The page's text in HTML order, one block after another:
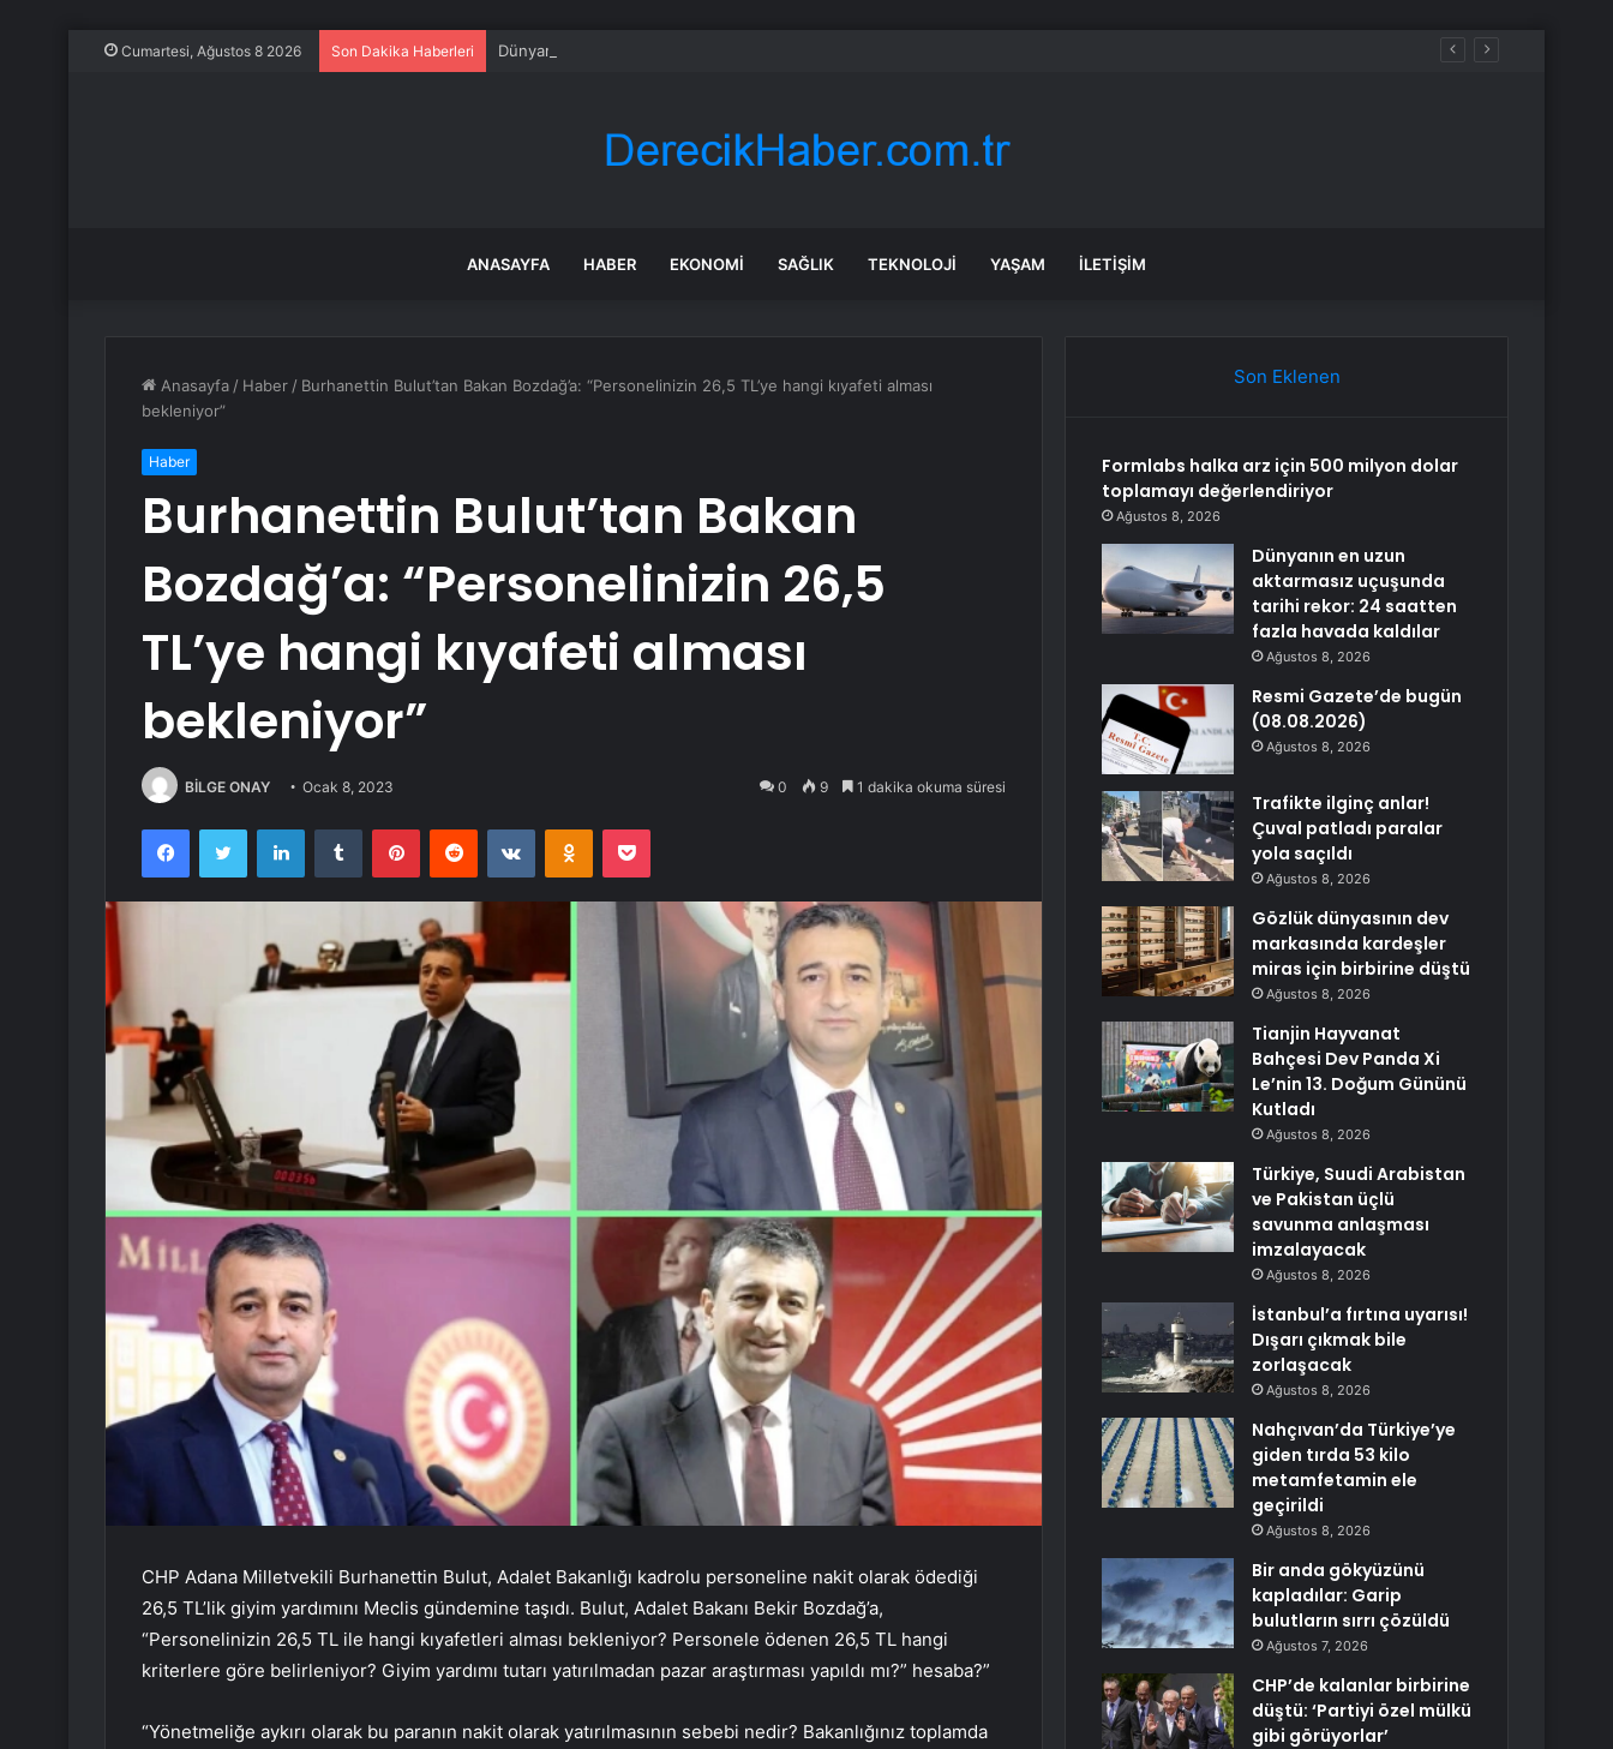
Cumartesi, Ağustos 8 2026 Son Dakika Haberleri Dünyanın en uzun aktarmasız uçuşunda tarihi rekor: 24 saatten fazla havada kaldılar
ANASAYFA HABER EKONOMI SAĞLIK TEKNOLOJI YAŞAM İLETIŞIM
Anasayfa / Haber / Burhanettin Bulut’tan Bakan Bozdağ’a: “Personelinizin 26,5 TL’ye hangi kıyafeti alması
bekleniyor”
Haber
Burhanettin Bulut’tan Bakan
Bozdağ’a: “Personelinizin 26,5
TL’ye hangi kıyafeti alması
bekleniyor”
BİLGE ONAY Ocak 8, 2023 0 9 1 dakika okuma süresi
FacebookTwitter LinkedInTumblr PinterestReddit VKontakteOdnoklassniki
Pocket
CHP Adana Milletvekili Burhanettin Bulut, Adalet Bakanlığı kadrolu personeline nakit olarak ödediği
26,5 TL’lik giyim yardımını Meclis gündemine taşıdı. Bulut, Adalet Bakanı Bekir Bozdağ’a,
“Personelinizin 26,5 TL ile hangi kıyafetleri alması bekleniyor? Personele ödenen 26,5 TL hangi
kriterlere göre belirleniyor? Giyim yardımı tutarı yatırılmadan pazar araştırması yapıldı mı?” hesaba?”
“Yönetmeliğe aykırı olarak bu paranın nakit olarak yatırılmasının sebebi nedir? Bakanlığınız toplamda
Son Eklenen
Formlabs halka arz için 500 milyon dolar
toplamayı değerlendiriyor
Ağustos 8, 2026
Dünyanın en uzun
aktarmasız uçuşunda
tarihi rekor: 24 saatten
fazla havada kaldılar
Ağustos 8, 2026
Resmi Gazete’de bugün
(08.08.2026)
Ağustos 8, 2026
Trafikte ilginç anlar!
Çuval patladı paralar
yola saçıldı
Ağustos 8, 2026
Gözlük dünyasının dev
markasında kardeşler
miras için birbirine düştü
Ağustos 8, 2026
Tianjin Hayvanat
Bahçesi Dev Panda Xi
Le’nin 13. Doğum Gününü
Kutladı
Ağustos 8, 2026
Türkiye, Suudi Arabistan
ve Pakistan üçlü
savunma anlaşması
imzalayacak
Ağustos 8, 2026
İstanbul’a fırtına uyarısı!
Dışarı çıkmak bile
zorlaşacak
Ağustos 8, 2026
Nahçıvan’da Türkiye’ye
giden tırda 53 kilo
metamfetamin ele
geçirildi
Ağustos 8, 2026
Bir anda gökyüzünü
kapladılar: Garip
bulutların sırrı çözüldü
Ağustos 7, 2026
CHP’de kalanlar birbirine
düştü: ‘Partiyi özel mülkü
gibi görüyorlar’